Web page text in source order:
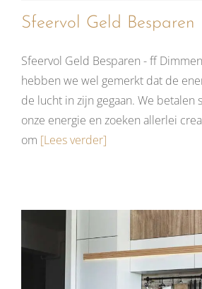
Sfeervol Geld
Sfeervol Geld Besparen - ff
hebben we wel gemerkt dat de
de lucht in zijn gegaan. We betalen
onze energie en zoeken allerlei
om [Lees verder]